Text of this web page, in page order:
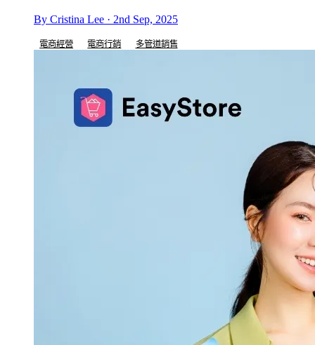
By Cristina Lee · 2nd Sep, 2025
電商經營 電商行銷 多管道銷售